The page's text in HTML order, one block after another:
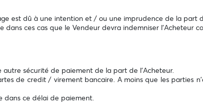
est dû à une intention et / ou une imprudence de la part
ces cas que le Vendeur devra indemniser l’Acheteur
sécurité de paiement de la part de l’Acheteur.
de credit / virement bancaire. A moins que les parties
dans ce délai de paiement.